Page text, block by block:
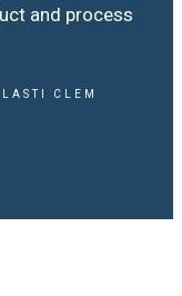
and process
CLEM